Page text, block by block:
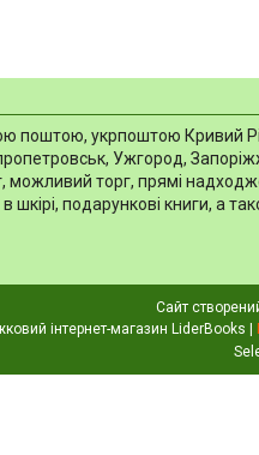
укрпоштою Кривий
Ужгород,
можливий торг, прямі
шкірі, подарункові книги,
Сайт